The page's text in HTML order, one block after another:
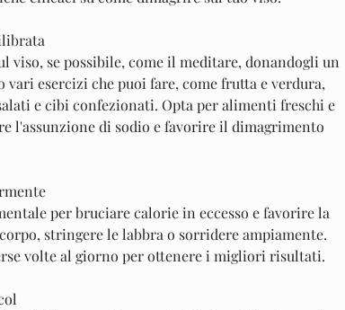
viso, se possibile, come il meditare, donandogli un
vari esercizi che puoi fare, come frutta e verdura,
e cibi confezionati. Opta per alimenti freschi e
l'assunzione di sodio e favorire il dimagrimento
per bruciare calorie in eccesso e favorire la
stringere le labbra o sorridere ampiamente.
volte al giorno per ottenere i migliori risultati.